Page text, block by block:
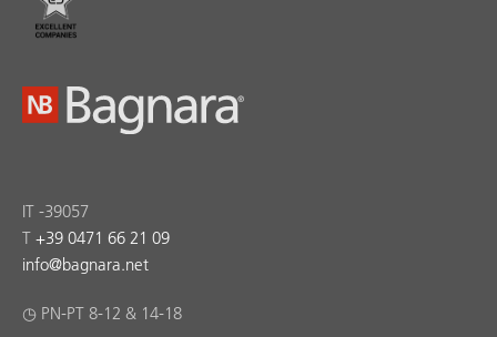
IT -39057
T +39 0471 66 21 09
info@bagnara.net
◷ PN-PT 8-12 & 14-18